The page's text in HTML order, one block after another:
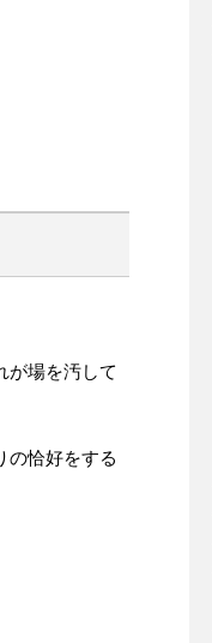
が場を汚して
の恰好をする